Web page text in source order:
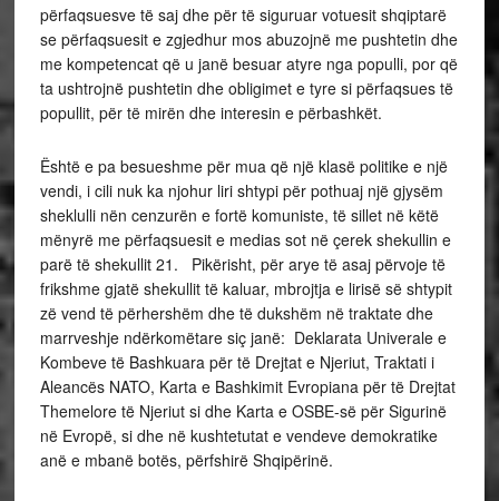
përfaqsuesve të saj dhe për të siguruar votuesit shqiptarë
se përfaqsuesit e zgjedhur mos abuzojnë me pushtetin dhe
me kompetencat që u janë besuar atyre nga populli, por që
ta ushtrojnë pushtetin dhe obligimet e tyre si përfaqsues të
popullit, për të mirën dhe interesin e përbashkët.
Është e pa besueshme për mua që një klasë politike e një
vendi, i cili nuk ka njohur liri shtypi për pothuaj një gjysëm
sheklulli nën cenzurën e fortë komuniste, të sillet në këtë
mënyrë me përfaqsuesit e medias sot në çerek shekullin e
parë të shekullit 21. Pikërisht, për arye të asaj përvoje të
frikshme gjatë shekullit të kaluar, mbrojtja e lirisë së shtypit
zë vend të përhershëm dhe të dukshëm në traktate dhe
marrveshje ndërkomëtare siç janë: Deklarata Univerale e
Kombeve të Bashkuara për të Drejtat e Njeriut, Traktati i
Aleancës NATO, Karta e Bashkimit Evropiana për të Drejtat
Themelore të Njeriut si dhe Karta e OSBE-së për Sigurinë
në Evropë, si dhe në kushtetutat e vendeve demokratike
anë e mbanë botës, përfshirë Shqipërinë.